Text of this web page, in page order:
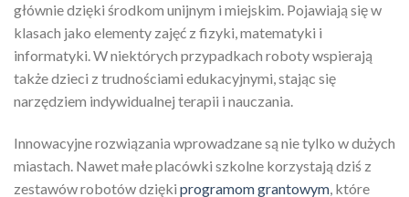
głównie dzięki środkom unijnym i miejskim. Pojawiają się w
klasach jako elementy zajęć z fizyki, matematyki i
informatyki. W niektórych przypadkach roboty wspierają
także dzieci z trudnościami edukacyjnymi, stając się
narzędziem indywidualnej terapii i nauczania.
Innowacyjne rozwiązania wprowadzane są nie tylko w dużych
miastach. Nawet małe placówki szkolne korzystają dziś z
zestawów robotów dzięki programom grantowym, które